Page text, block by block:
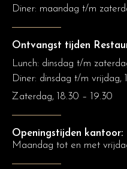
Diner: maandag t/m
Ontvangst tijden
Lunch: dinsdag t/m
Diner: dinsdag t/m vrijdag,
Zaterdag, 18.30 – 19.30
Openingstijden kantoor:
Maandag tot en met